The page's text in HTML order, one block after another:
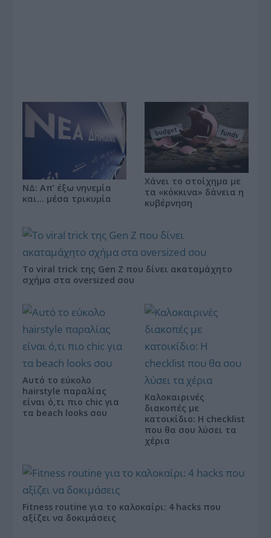
ΝΔ: Απ’ έξω νηνεμία
και… μέσα τρικυμία
Χάνει το στοίχημα με
τα «κόκκινα» δάνεια η
κυβέρνηση
Το viral trick της Gen Z που δίνει ακαταμάχητο
σχήμα στα oversized σου
Αυτό το εύκολο
hairstyle παραλίας
είναι ό,τι πιο chic για
τα beach looks σου
Καλοκαιρινές
διακοπές με
κατοικίδιο: Η checklist
που θα σου λύσει τα
χέρια
Fitness routine για το καλοκαίρι: 4 hacks που
αξίζει να δοκιμάσεις